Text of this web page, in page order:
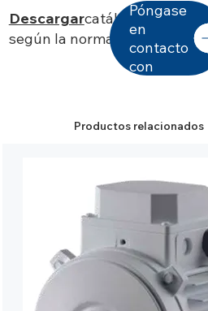
Descargarcatálogo de
según la norma IEC
Póngase
en
contacto
con
Productos relacionados